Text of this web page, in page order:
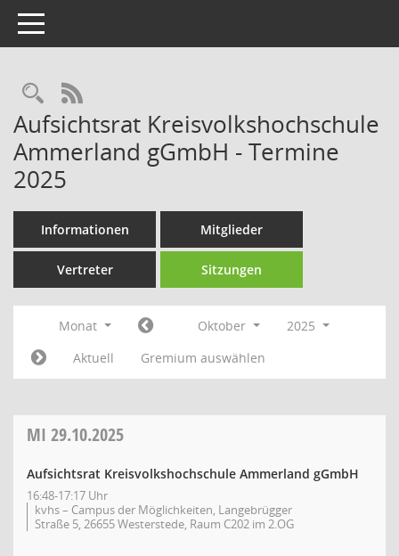
Toggle navigation
Rechercheauswahl
RSS-Feed
Aufsichtsrat Kreisvolkshochschule
Ammerland gGmbH - Termine
2025
Informationen Mitglieder
Vertreter Sitzungen
Monat Oktober
2025
Aktuell
Gremium auswählen
MI 29.10.2025
Aufsichtsrat Kreisvolkshochschule Ammerland gGmbH
16:48-17:17 Uhr
kvhs – Campus der Möglichkeiten, Langebrügger
Straße 5, 26655 Westerstede, Raum C202 im 2.OG